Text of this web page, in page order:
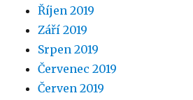
Říjen 2019
Září 2019
Srpen 2019
Červenec 2019
Červen 2019